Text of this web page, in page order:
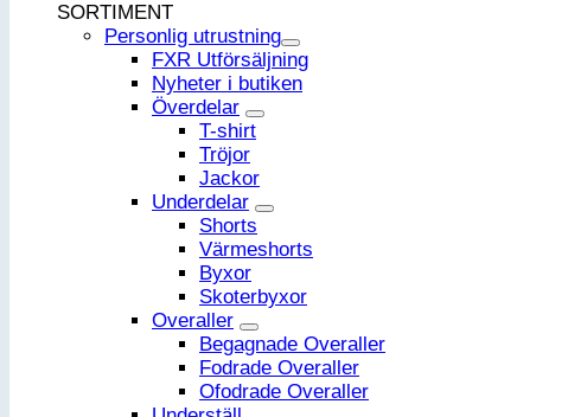
SORTIMENT
Personlig utrustning
FXR Utförsäljning
Nyheter i butiken
Överdelar
T-shirt
Tröjor
Jackor
Underdelar
Shorts
Värmeshorts
Byxor
Skoterbyxor
Overaller
Begagnade Overaller
Fodrade Overaller
Ofodrade Overaller